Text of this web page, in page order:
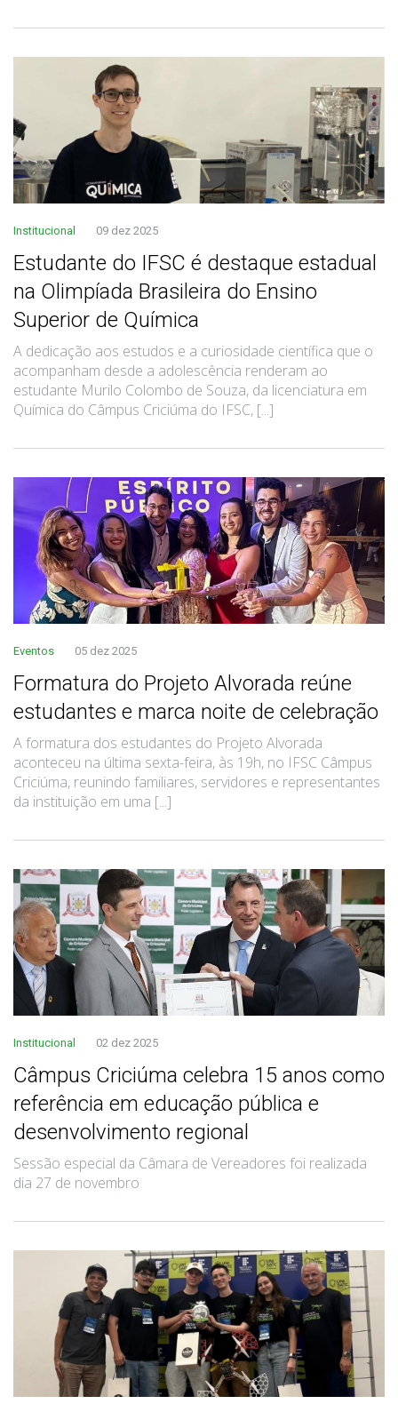
Institucional 09 dez 2025
Estudante do IFSC é destaque estadual
na Olimpíada Brasileira do Ensino
Superior de Química
A dedicação aos estudos e a curiosidade científica que o
acompanham desde a adolescência renderam ao
estudante Murilo Colombo de Souza, da licenciatura em
Química do Câmpus Criciúma do IFSC, [...]
Eventos 05 dez 2025
Formatura do Projeto Alvorada reúne
estudantes e marca noite de celebração
A formatura dos estudantes do Projeto Alvorada
aconteceu na última sexta-feira, às 19h, no IFSC Câmpus
Criciúma, reunindo familiares, servidores e representantes
da instituição em uma [...]
Institucional 02 dez 2025
Câmpus Criciúma celebra 15 anos como
referência em educação pública e
desenvolvimento regional
Sessão especial da Câmara de Vereadores foi realizada
dia 27 de novembro